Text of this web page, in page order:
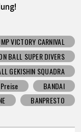
VICTORY CARNIVAL
BALL SUPER DIVERS
GEKISHIN SQUADRA
Preise
BANDAI
BANPRESTO